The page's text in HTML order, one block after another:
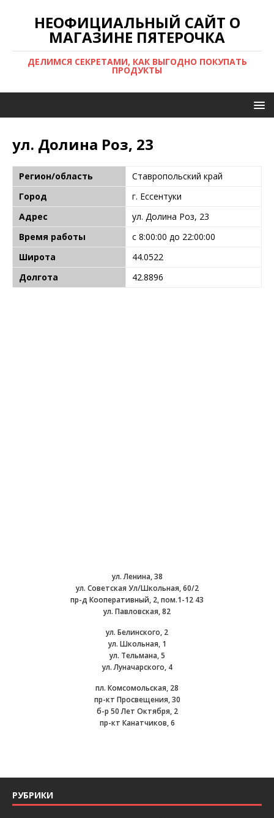
НЕОФИЦИАЛЬНЫЙ САЙТ О
МАГАЗИНЕ ПЯТЕРОЧКА
ДЕЛИМСЯ СЕКРЕТАМИ, КАК ВЫГОДНО ПОКУПАТЬ
ПРОДУКТЫ
ул. Долина Роз, 23
Регион/область
Ставропольский край
Город
г. Ессентуки
Адрес
ул. Долина Роз, 23
Время работы
с 8:00:00 до 22:00:00
Широта
44.0522
Долгота
42.8896
ул. Ленина, 38
ул. Советская Ул/Школьная, 60/2
пр-д Кооперативный, 2, пом.1-12 43
ул. Павловская, 82
ул. Белинского, 2
ул. Школьная, 1
ул. Тельмана, 5
ул. Луначарского, 4
пл. Комсомольская, 28
пр-кт Просвещения, 30
б-р 50 Лет Октября, 2
пр-кт Канатчиков, 6
РУБРИКИ